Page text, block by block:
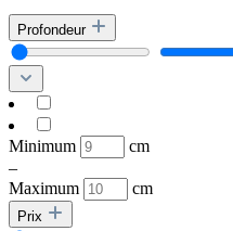
Profondeur
Minimum
cm
–
Maximum
cm
Prix